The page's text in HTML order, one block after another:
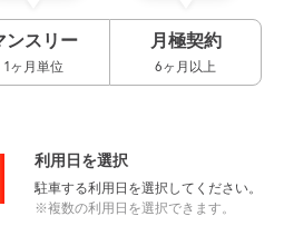
ンスリー
1ヶ月単位
月極契約
6ヶ月以上
利用日を選択
駐車する利用日を選択してください。
※複数の利用日を選択できます。